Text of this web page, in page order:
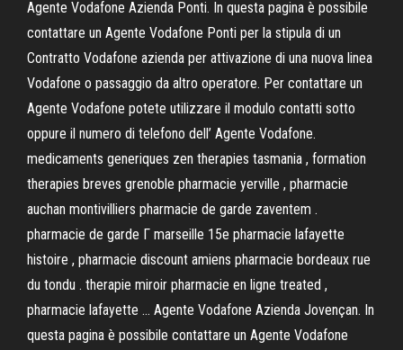
Agente Vodafone Azienda Ponti. In questa pagina è possibile
contattare un Agente Vodafone Ponti per la stipula di un
Contratto Vodafone azienda per attivazione di una nuova linea
Vodafone o passaggio da altro operatore. Per contattare un
Agente Vodafone potete utilizzare il modulo contatti sotto
oppure il numero di telefono dell’ Agente Vodafone.
medicaments generiques zen therapies tasmania , formation
therapies breves grenoble pharmacie yerville , pharmacie
auchan montivilliers pharmacie de garde zaventem .
pharmacie de garde Г marseille 15e pharmacie lafayette
histoire , pharmacie discount amiens pharmacie bordeaux rue
du tondu . therapie miroir pharmacie en ligne treated ,
pharmacie lafayette … Agente Vodafone Azienda Jovençan. In
questa pagina è possibile contattare un Agente Vodafone